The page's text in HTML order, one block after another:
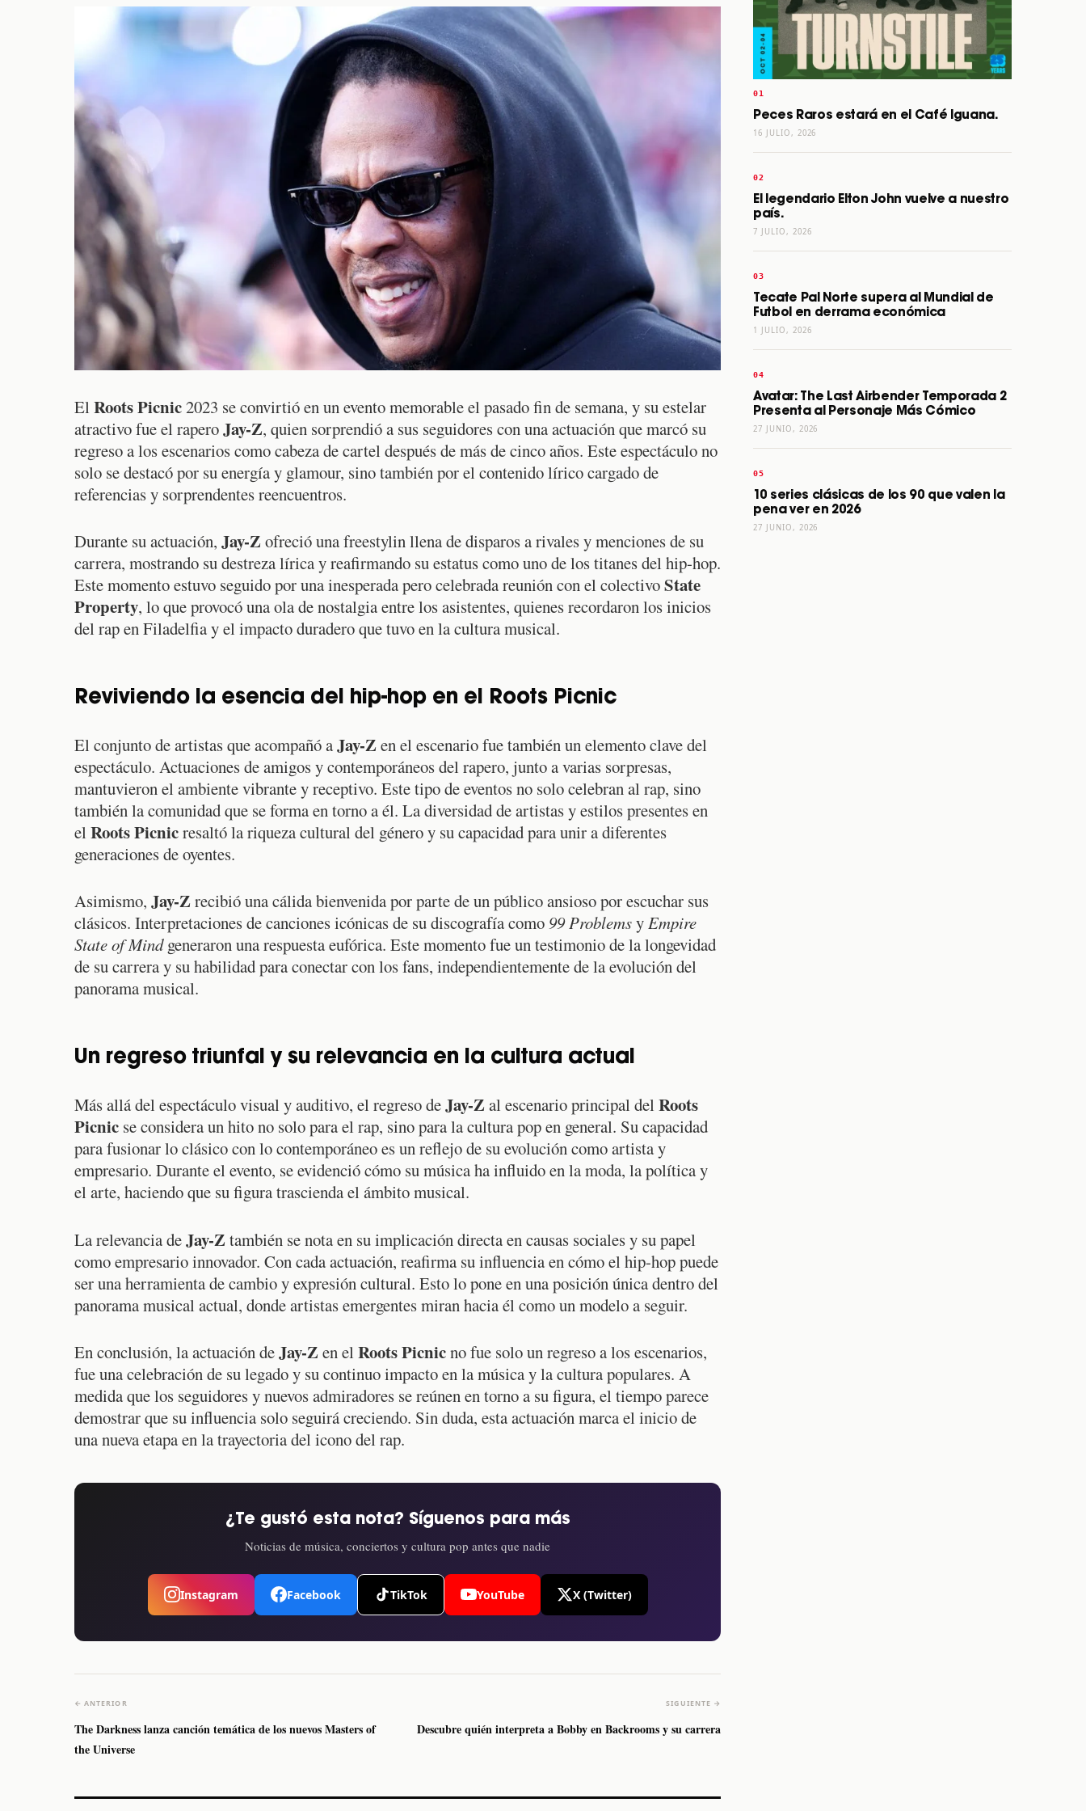
El Roots Picnic2023 se convirtió en un evento memorable el pasado fin de semana, y su estelar
atractivo fue el raperoJay-Z, quien sorprendió a sus seguidores con una actuación que marcó su
regreso a los escenarios como cabeza de cartel después de más de cinco años. Este espectáculo no
solo se destacó por su energía y glamour, sino también por el contenido lírico cargado de
referencias y sorprendentes reencuentros.
Durante su actuación, Jay-Zofreció una freestylin llena de disparos a rivales y menciones de su
carrera, mostrando su destreza lírica y reafirmando su estatus como uno de los titanes del hip-hop.
Este momento estuvo seguido por una inesperada pero celebrada reunión con el colectivoState
Property, lo que provocó una ola de nostalgia entre los asistentes, quienes recordaron los inicios
del rap en Filadelfia y el impacto duradero que tuvo en la cultura musical.
Reviviendo la esencia del hip-hop en el Roots Picnic
El conjunto de artistas que acompañó aJay-Zen el escenario fue también un elemento clave del
espectáculo. Actuaciones de amigos y contemporáneos del rapero, junto a varias sorpresas,
mantuvieron el ambiente vibrante y receptivo. Este tipo de eventos no solo celebran al rap, sino
también la comunidad que se forma en torno a él. La diversidad de artistas y estilos presentes en
el Roots Picnicresaltó la riqueza cultural del género y su capacidad para unir a diferentes
generaciones de oyentes.
Asimismo, Jay-Zrecibió una cálida bienvenida por parte de un público ansioso por escuchar sus
clásicos. Interpretaciones de canciones icónicas de su discografía como99 ProblemsyEmpire
State of Mindgeneraron una respuesta eufórica. Este momento fue un testimonio de la longevidad
de su carrera y su habilidad para conectar con los fans, independientemente de la evolución del
panorama musical.
Un regreso triunfal y su relevancia en la cultura actual
Más allá del espectáculo visual y auditivo, el regreso deJay-Zal escenario principal del Roots
Picnic se considera un hito no solo para el rap, sino para la cultura pop en general. Su capacidad
para fusionar lo clásico con lo contemporáneo es un reflejo de su evolución como artista y
empresario. Durante el evento, se evidenció cómo su música ha influido en la moda, la política y
el arte, haciendo que su figura trascienda el ámbito musical.
La relevancia deJay-Ztambién se nota en su implicación directa en causas sociales y su papel
como empresario innovador. Con cada actuación, reafirma su influencia en cómo el hip-hop puede
ser una herramienta de cambio y expresión cultural. Esto lo pone en una posición única dentro del
panorama musical actual, donde artistas emergentes miran hacia él como un modelo a seguir.
En conclusión, la actuación deJay-Zen el Roots Picnicno fue solo un regreso a los escenarios,
fue una celebración de su legado y su continuo impacto en la música y la cultura populares. A
medida que los seguidores y nuevos admiradores se reúnen en torno a su figura, el tiempo parece
demostrar que su influencia solo seguirá creciendo. Sin duda, esta actuación marca el inicio de
una nueva etapa en la trayectoria del icono del rap.
¿Te gustó esta nota? Síguenos para más
Noticias de música, conciertos y cultura pop antes que nadie
Instagram Facebook TikTok YouTube X (Twitter)
← ANTERIOR
The Darkness lanza canción temática de los nuevos Masters of
the Universe
SIGUIENTE →
Descubre quién interpreta a Bobby en Backrooms y su carrera
Peces Raros estará en el Café Iguana.
16 JULIO, 2026
El legendario Elton John vuelve a nuestro
país.
7 JULIO, 2026
Tecate Pal Norte supera al Mundial de
Futbol en derrama económica
1 JULIO, 2026
Avatar: The Last Airbender Temporada 2
Presenta al Personaje Más Cómico
27 JUNIO, 2026
10 series clásicas de los 90 que valen la
pena ver en 2026
27 JUNIO, 2026